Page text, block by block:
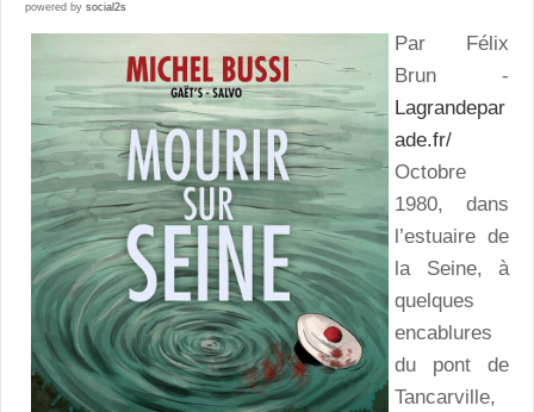
powered by social2s
Par Félix
Brun -
Lagrandepar
ade.fr/
Octobre
1980, dans
l’estuaire de
la Seine, à
quelques
encablures
du pont de
Tancarville,